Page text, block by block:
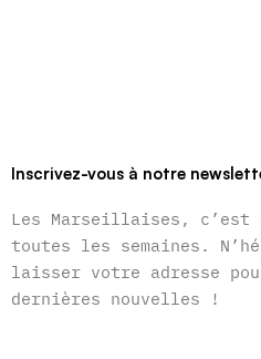
Inscrivez-vous à notre
Les Marseillaises, c’est
toutes les semaines.
laisser votre adresse
dernières nouvelles !